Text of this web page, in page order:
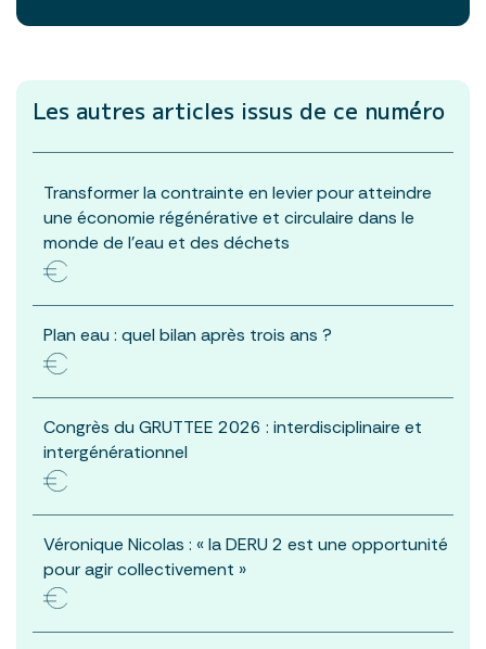
Les autres articles issus de ce numéro
Transformer la contrainte en levier pour atteindre
une économie régénérative et circulaire dans le
monde de l’eau et des déchets
Plan eau : quel bilan après trois ans ?
Congrès du GRUTTEE 2026 : interdisciplinaire et
intergénérationnel
Véronique Nicolas : « la DERU 2 est une opportunité
pour agir collectivement »